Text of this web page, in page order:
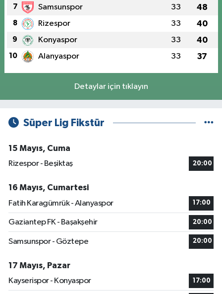
7 Samsunspor 33 48
8 Rizespor 33 40
9 Konyaspor 33 40
10 Alanyaspor 33 37
Detaylar için tıklayın
Süper Lig Fikstür
15 Mayıs, Cuma
Rizespor - Beşiktaş
20:00
16 Mayıs, Cumartesi
Fatih Karagümrük - Alanyaspor
17:00
Gaziantep FK - Başakşehir 20:00
Samsunspor - Göztepe 20:00
17 Mayıs, Pazar
Kayserispor - Konyaspor
17:00